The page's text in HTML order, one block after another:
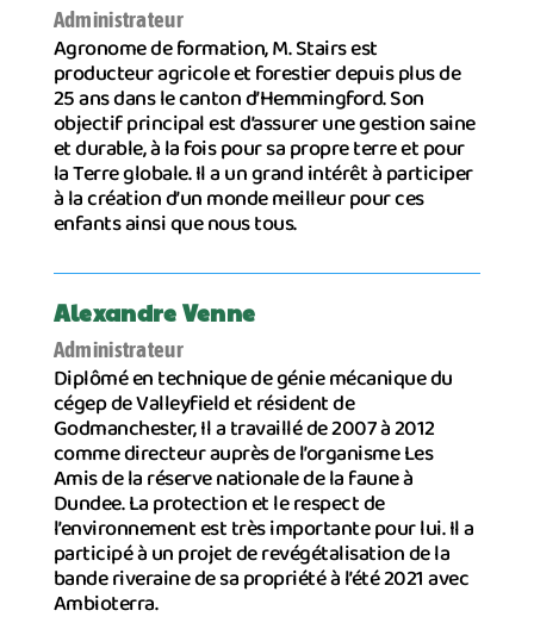
Administrateur
Agronome de formation, M. Stairs est
producteur agricole et forestier depuis plus de
25 ans dans le canton d’Hemmingford. Son
objectif principal est d’assurer une gestion saine
et durable, à la fois pour sa propre terre et pour
la Terre globale. Il a un grand intérêt à participer
à la création d’un monde meilleur pour ces
enfants ainsi que nous tous.
Alexandre Venne
Administrateur
Diplômé en technique de génie mécanique du
cégep de Valleyfield et résident de
Godmanchester, Il a travaillé de 2007 à 2012
comme directeur auprès de l’organisme Les
Amis de la réserve nationale de la faune à
Dundee. La protection et le respect de
l’environnement est très importante pour lui. Il a
participé à un projet de revégétalisation de la
bande riveraine de sa propriété à l’été 2021 avec
Ambioterra.